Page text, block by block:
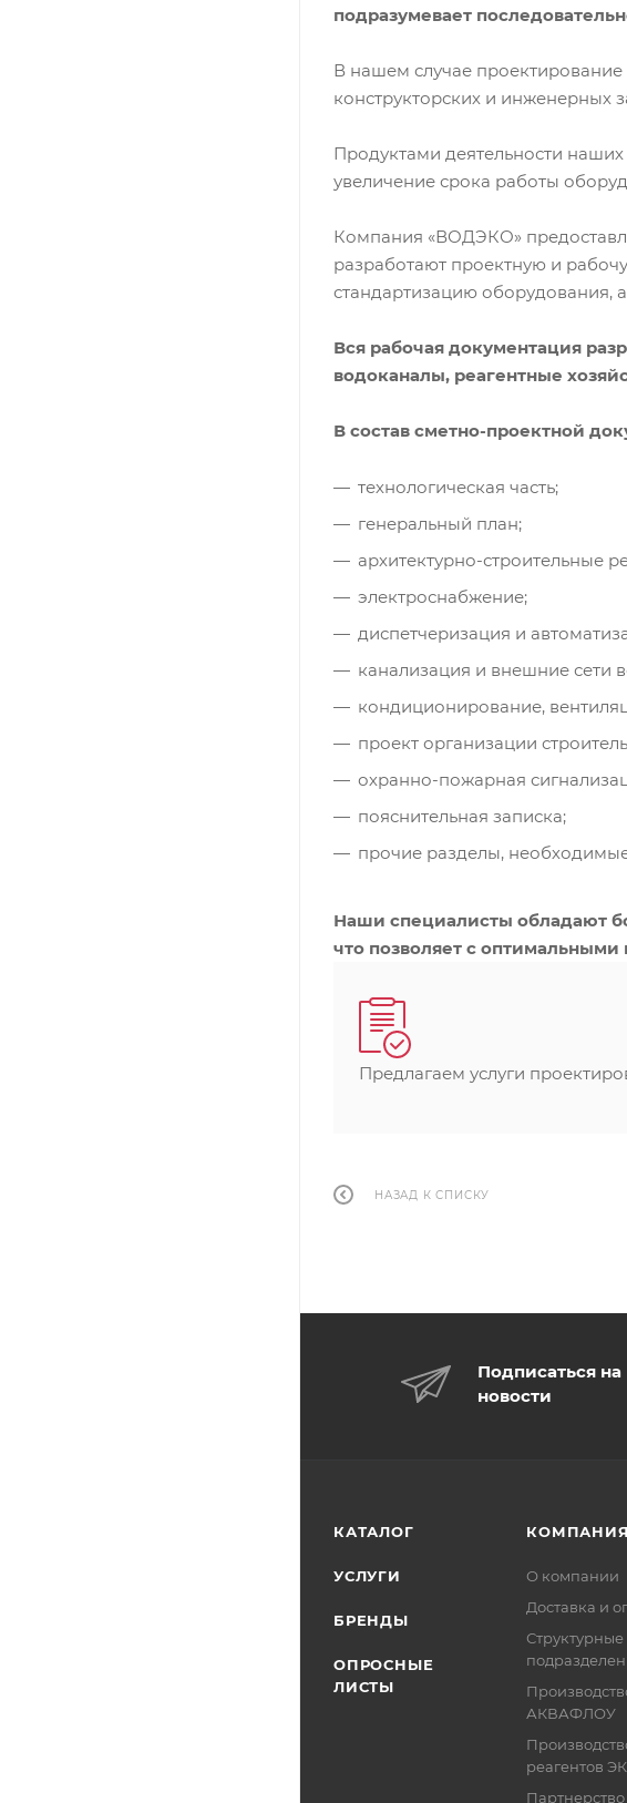
подразумевает
В нашем случае
конструкторских и инженерных
Продуктами деятельности
увеличение срока работы
Компания «ВОДЭКО»
разработают проектную и
стандартизацию оборудования,
Вся рабочая документация
водоканалы, реагентные
В состав сметно-проектной
технологическая часть;
генеральный план;
архитектурно-строительные
электроснабжение;
диспетчеризация и
канализация и внешние сети
кондиционирование,
проект организации
охранно-пожарная
пояснительная записка;
прочие разделы,
Наши специалисты обладают
что позволяет с
Предлагаем услуги
НАЗАД К СПИСКУ
Подписаться
новости
КАТАЛОГ
УСЛУГИ
БРЕНДЫ
ОПРОСНЫЕ
ЛИСТЫ
КОМПАНИЯ
О компании
Доставка и
Структурные
АКВАФЛОУ
реагентов
Партнерство